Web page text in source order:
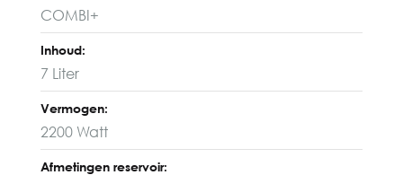
COMBI+
Inhoud:
7 Liter
Vermogen:
2200 Watt
Afmetingen reservoir: